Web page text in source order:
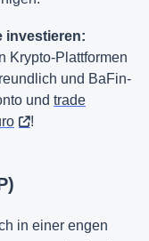
investieren:
Krypto-Plattformen
und BaFin-
und trade
!
in einer engen